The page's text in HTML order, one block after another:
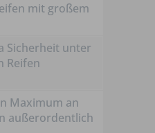
mit großem
Sicherheit unter
Reifen
Maximum an
außerordentlich